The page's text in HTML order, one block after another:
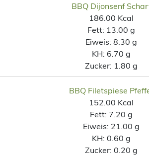
BBQ Dijonsenf
186.00 Kcal
Fett: 13.00 g
Eiweis: 8.30 g
KH: 6.70 g
Zucker: 1.80 g
BBQ Filetspiese
152.00 Kcal
Fett: 7.20 g
Eiweis: 21.00 g
KH: 0.60 g
Zucker: 0.20 g